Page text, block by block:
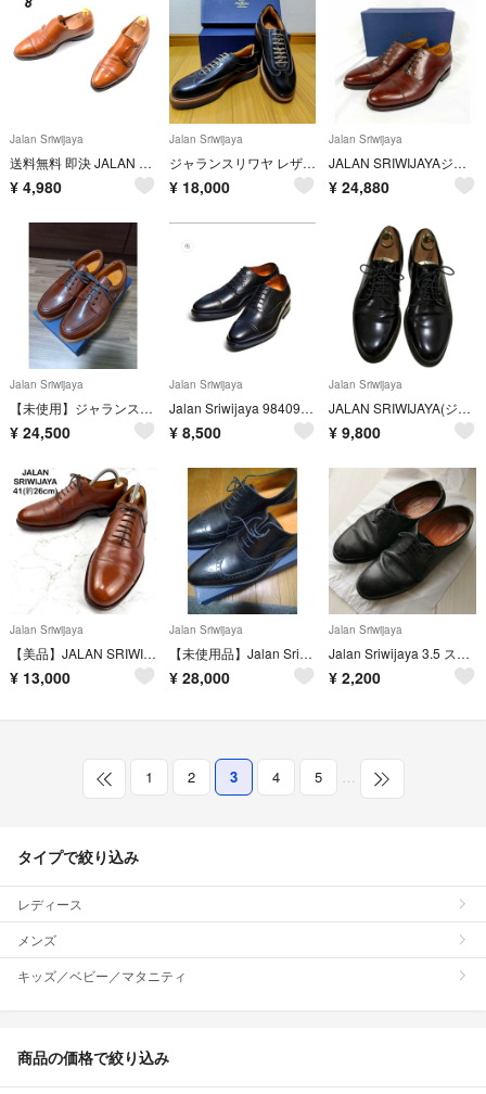
Jalan Sriwijaya
送料無料 即決 JALAN SRIWIJAYA 8 98374 11120 メンズ レザーシューズ モンクストラップ 茶 革靴
¥ 4,980
Jalan Sriwijaya
ジャランスリワヤ レザースニーカー インテリジェンスシューズ 新品未使用品
¥ 18,000
Jalan Sriwijaya
JALAN SRIWIJAYAジャランスリワヤ98861ストレートチップブラウン
¥ 24,880
Jalan Sriwijaya
【未使用】ジャランスリワヤ99081 UK7.5 ライトブラウン ビブラムソール
¥ 24,500
Jalan Sriwijaya
Jalan Sriwijaya 98409 ブラックカーフビジネスシューズ
¥ 8,500
Jalan Sriwijaya
JALAN SRIWIJAYA(ジャランスリウァヤ) UK7 ボルドー
¥ 9,800
Jalan Sriwijaya
【美品】JALAN SRIWIJAYA 別注 茶色 ドレスシューズ 26 本革
¥ 13,000
Jalan Sriwijaya
【未使用品】Jalan Sriwijayaジャランスリワヤ革靴希少サイズ12
¥ 28,000
Jalan Sriwijaya
Jalan Sriwijaya 3.5 ストレートチップ 革靴
¥ 2,200
1 2 3 4 5 …
タイプで絞り込み
レディース
メンズ
キッズ／ベビー／マタニティ
商品の価格で絞り込み